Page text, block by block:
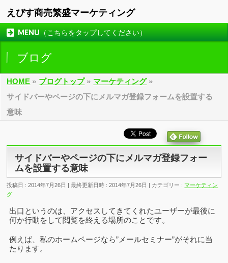
えびす商売繁盛マーケティング
MENU（こちらをタップしてください）
ブログ
HOME » ブログトップ» マーケティング»
サイドバーやページの下にメルマガ登録フォームを設置する
意味
サイドバーやページの下にメルマガ登録フォー
ムを設置する意味
投稿日 : 2014年7月26日 最終更新日時 : 2014年7月26日 カテゴリー :マーケティン
グ
出口というのは、アクセスしてきてくれたユーザーが最後に
何か行動をして閲覧を終える場所のことです。
例えば、私のホームページなら”メールセミナー”がそれに当
たります。